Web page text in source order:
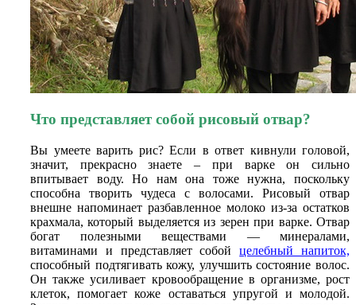
Что представляет собой рисовый отвар?
Вы умеете варить рис? Если в ответ кивнули головой,
значит, прекрасно знаете – при варке он сильно
впитывает воду. Но нам она тоже нужна, поскольку
способна творить чудеса с волосами. Рисовый отвар
внешне напоминает разбавленное молоко из-за остатков
крахмала, который выделяется из зерен при варке. Отвар
богат полезными веществами — минералами,
витаминами и представляет собойцелебный напиток,
способный подтягивать кожу, улучшить состояние волос.
Он также усиливает кровообращение в организме, рост
клеток, помогает коже оставаться упругой и молодой.